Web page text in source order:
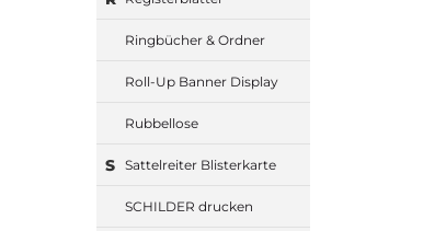
Ringbücher & Ordner
Roll-Up Banner Display
Rubbellose
S Sattelreiter Blisterkarte
SCHILDER drucken